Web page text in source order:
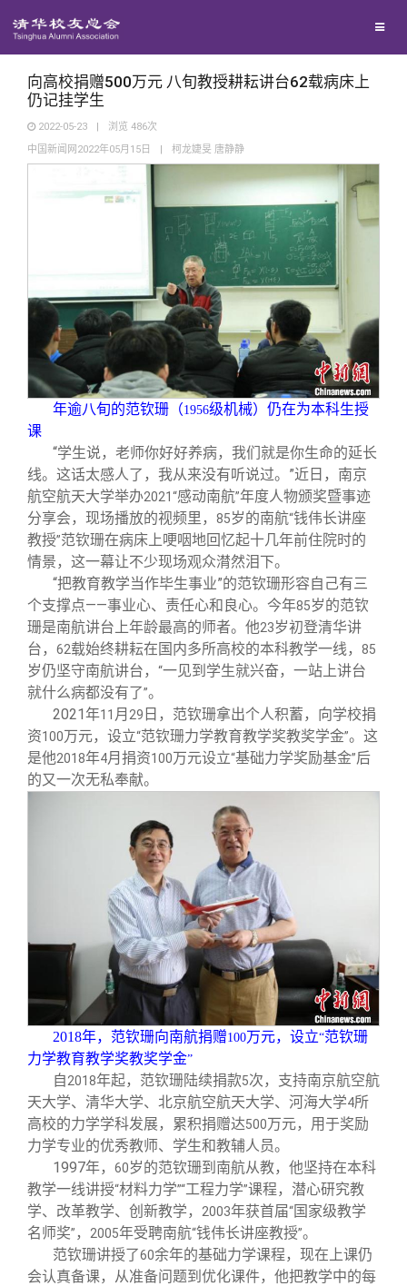
地区联络
年级联络
院系校友工作
专业委员会
兴趣群体
西南联大校友会
回馈母校
捐赠项目
捐赠纪事
捐赠方法
义工计划
媒体平台
《清华校友通讯》
《水木清华》
我要订阅
新媒体平台
百年清华
清华人物
清华故事
青春风采
校友文苑
校友讲坛
校友视界
校友服务
终身学习
信息化服务
三创大赛
实用信息
校友总会
总会简介
会长致辞
总会章程
理事会名单
制度法规
联系我们
向高校捐赠500万元 八旬教授耕耘讲台62载病床上
仍记挂学生
2022-05-23 | 浏览 486次
中国新闻网2022年05月15日
| 柯龙婕旻 唐静静
年逾八旬的范钦珊（1956级机械）仍在为本科生授
课
“学生说，老师你好好养病，我们就是你生命的延长
线。这话太感人了，我从来没有听说过。”近日，南京
航空航天大学举办2021“感动南航”年度人物颁奖暨事迹
分享会，现场播放的视频里， 85岁的南航“钱伟长讲座
教授”范钦珊在病床上哽咽地回忆起十几年前住院时的
情景，这一幕让不少现场观众潸然泪下。
“把教育教学当作毕生事业”的范钦珊形容自己有三
个支撑点——事业心、责任心和良心。今年85岁的范钦
珊是南航讲台上年龄最高的师者。他23岁初登清华讲
台， 62载始终耕耘在国内多所高校的本科教学一线， 85
岁仍坚守南航讲台， “一见到学生就兴奋，一站上讲台
就什么病都没有了”。
2021年11 月 29 日，范钦珊拿出个人积蓄，向学校捐
资100万元，设立“范钦珊力学教育教学奖教奖学金”。这
是他2018年4月捐资100万元设立“基础力学奖励基金”后
的又一次无私奉献。
2018年，范钦珊向南航捐赠100万元，设立“范钦珊
力学教育教学奖教奖学金”
自2018年起，范钦珊陆续捐款5次，支持南京航空航
天大学、清华大学、北京航空航天大学、河海大学4所
高校的力学学科发展，累积捐赠达500万元，用于奖励
力学专业的优秀教师、学生和教辅人员。
1997年， 60岁的范钦珊到南航从教，他坚持在本科
教学一线讲授“材料力学”“工程力学”课程，潜心研究教
学、改革教学、创新教学，
2003年获首届“国家级教学
名师奖” ， 2005年受聘南航“钱伟长讲座教授”。
范钦珊讲授了60余年的基础力学课程，现在上课仍
会认真备课，从准备问题到优化课件，他把教学中的每